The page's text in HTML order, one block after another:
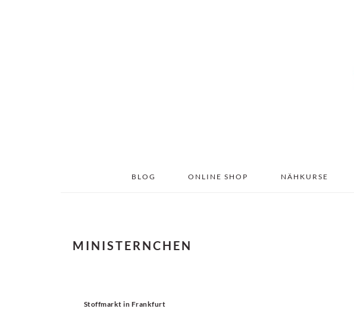
BLOG ONLINE SHOP NÄHKURSE
MINISTERNCHEN
Stoffmarkt in Frankfurt